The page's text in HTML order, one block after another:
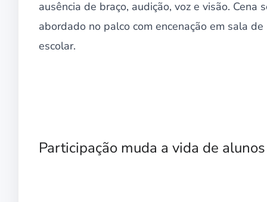
ausência de braço, audição, voz e visão.
abordado no palco com encenação em sala
escolar.
Participação muda a vida de alunos